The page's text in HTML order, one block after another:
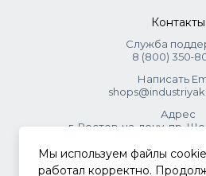
Контакты
Служба
8 (800)
Написать
Адрес
г. Ростов-на-дону, пр.
© 2026 Индустрия
Мы используем файлы
работал корректно.